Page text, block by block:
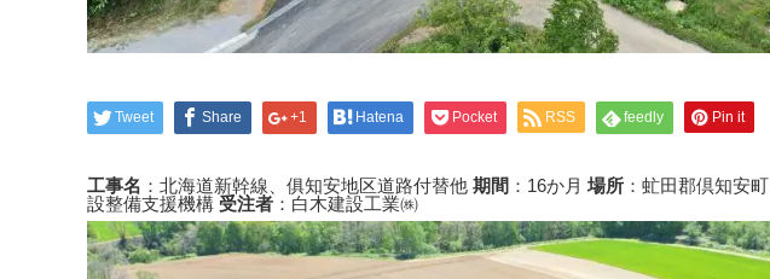
Tweet Share +1 Hatena Pocket RSS feedly Pin it
工事名 ：北海道新幹線、俱知安地区道路付替他 期間 ：16か月場所 ：虻田郡倶知安町
設整備支援機構 受注者 ：白木建設工業㈱